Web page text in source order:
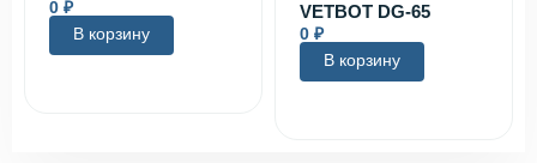
0 ₽
В корзину
VETBOT DG-65
0 ₽
В корзину